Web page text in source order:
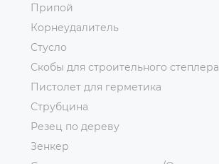
Припой
Корнеудалитель
Стусло
Скобы для строительного степлера
Пистолет для герметика
Струбцина
Резец по дереву
Зенкер